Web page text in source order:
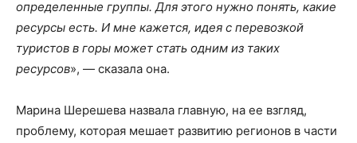
определенные группы. Для этого нужно понять, какие
ресурсы есть. И мне кажется, идея с перевозкой
туристов в горы может стать одним из таких
ресурсов», — сказала она.
Марина Шерешева назвала главную, на ее взгляд,
проблему, которая мешает развитию регионов в части